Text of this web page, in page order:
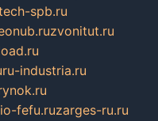
spb.ru
zvonitut.ru
ru-industria.ru
fefu.ruzarges-ru.ru